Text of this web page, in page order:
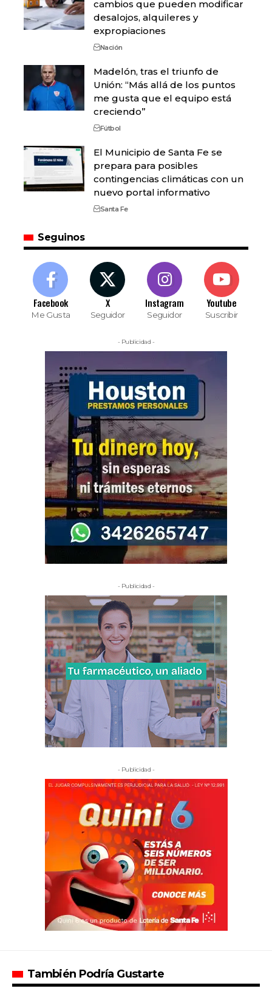
cambios que pueden modificar
desalojos, alquileres y
expropiaciones
Nación
Madelón, tras el triunfo de
Unión: “Más allá de los puntos
me gusta que el equipo está
creciendo”
Fútbol
El Municipio de Santa Fe se
prepara para posibles
contingencias climáticas con un
nuevo portal informativo
Santa Fe
Seguinos
Facebook
Me Gusta
X
Seguidor
Instagram
Seguidor
Youtube
Suscribir
- Publicidad -
- Publicidad -
- Publicidad -
También Podría Gustarte